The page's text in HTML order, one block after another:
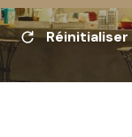
Réinitialiser